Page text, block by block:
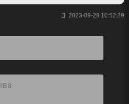
2023-09-29 10:52:39